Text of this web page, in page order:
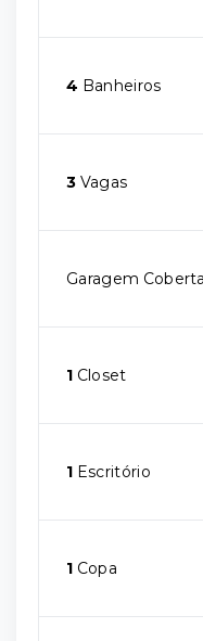
4 Banheiros
3 Vagas
Garagem Coberta
1 Closet
1 Escritório
1 Copa